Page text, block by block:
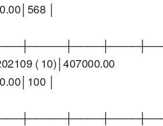
│
( 10)│407000.00
│